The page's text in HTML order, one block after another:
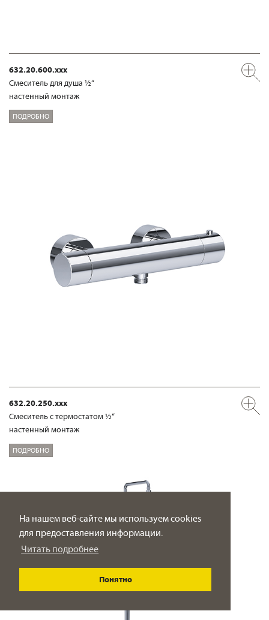
На нашем веб-сайте мы используем cookies
для предоставления информации.
Читать подробнее
Понятно
632.20.600.xxx
Смеситель для душа ½“
настенный монтаж
ПОДРОБНО
632.20.250.xxx
Смеситель с термостатом ½“
настенный монтаж
ПОДРОБНО